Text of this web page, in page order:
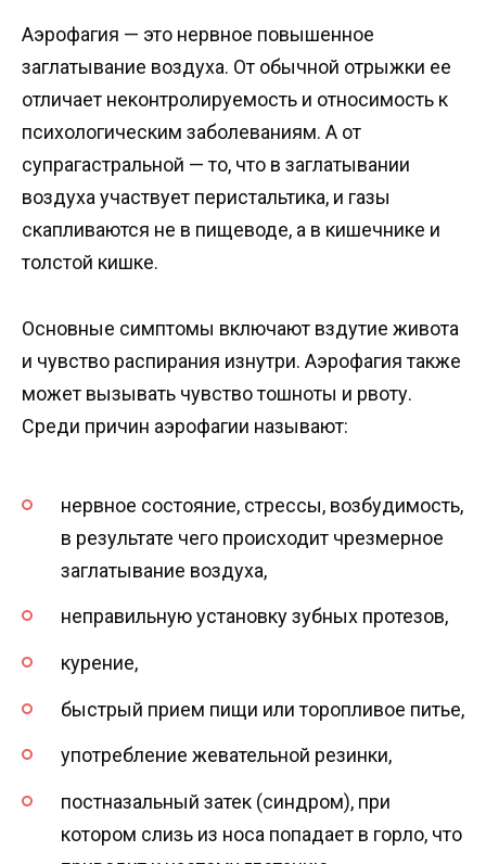
Аэрофагия — это нервное повышенное
заглатывание воздуха. От обычной отрыжки ее
отличает неконтролируемость и относимость к
психологическим заболеваниям. А от
супрагастральной — то, что в заглатывании
воздуха участвует перистальтика, и газы
скапливаются не в пищеводе, а в кишечнике и
толстой кишке.
Основные симптомы включают вздутие живота
и чувство распирания изнутри. Аэрофагия также
может вызывать чувство тошноты и рвоту.
Среди причин аэрофагии называют:
нервное состояние, стрессы, возбудимость,
в результате чего происходит чрезмерное
заглатывание воздуха,
неправильную установку зубных протезов,
курение,
быстрый прием пищи или торопливое питье,
употребление жевательной резинки,
постназальный затек (синдром), при
котором слизь из носа попадает в горло, что